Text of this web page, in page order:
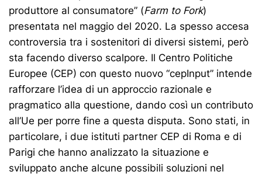
produttore al consumatore” (Farm to Fork)
presentata nel maggio del 2020. La spesso accesa
controversia tra i sostenitori di diversi sistemi, però
sta facendo diverso scalpore. Il Centro Politiche
Europee (CEP) con questo nuovo “cepInput” intende
rafforzare l’idea di un approccio razionale e
pragmatico alla questione, dando così un contributo
all’Ue per porre fine a questa disputa. Sono stati, in
particolare, i due istituti partner CEP di Roma e di
Parigi che hanno analizzato la situazione e
sviluppato anche alcune possibili soluzioni nel